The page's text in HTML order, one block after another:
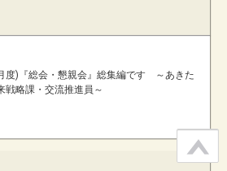
度)『総会・懇親会』総集編です ～あきた
戦略課・交流推進員～